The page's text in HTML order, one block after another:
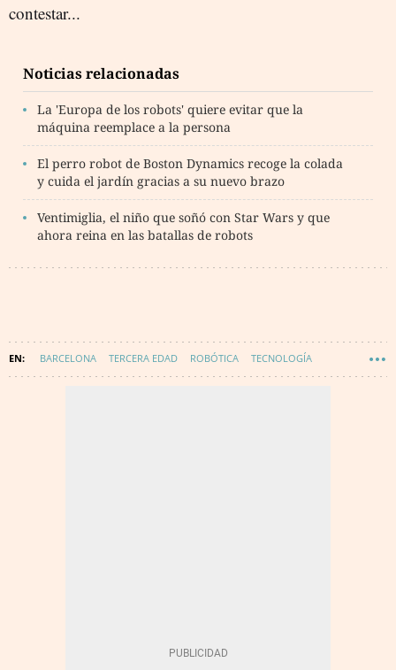
contestar...
Noticias relacionadas
La 'Europa de los robots' quiere evitar que la
máquina reemplace a la persona
El perro robot de Boston Dynamics recoge la colada
y cuida el jardín gracias a su nuevo brazo
Ventimiglia, el niño que soñó con Star Wars y que
ahora reina en las batallas de robots
BARCELONA TERCERA EDAD ROBÓTICA TECNOLOGÍA